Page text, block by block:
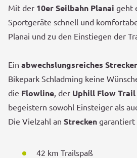
Mit der 10er Seilbahn Planai geht
Sportgeräte schnell und
Planai und zu den Einstiegen der
Ein abwechslungsreiches
Bikepark Schladming keine
die Flowline, der Uphill Flow Trail
begeistern sowohl Einsteiger als
Die Vielzahl an Strecken garantiert
42 km Trailspaß